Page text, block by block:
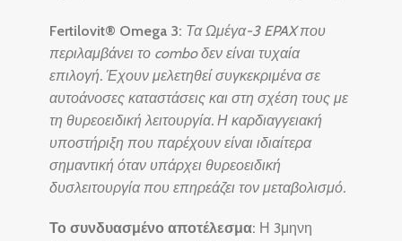
Fertilovit® Omega 3: Τα Ωμέγα-3 EPAX που
περιλαμβάνει το combo δεν είναι τυχαία
επιλογή. Έχουν μελετηθεί συγκεκριμένα σε
αυτοάνοσες καταστάσεις και στη σχέση τους με
τη θυρεοειδική λειτουργία. Η καρδιαγγειακή
υποστήριξη που παρέχουν είναι ιδιαίτερα
σημαντική όταν υπάρχει θυρεοειδική
δυσλειτουργία που επηρεάζει τον μεταβολισμό.
Το συνδυασμένο αποτέλεσμα: Η 3μηνη